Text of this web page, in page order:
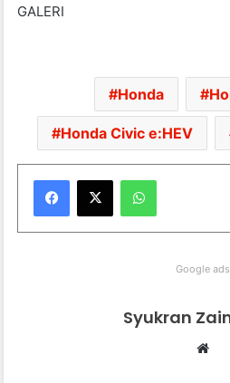
GALERI
Honda
Honda Civic e:HEV
WhatsApp
Google ads
Syukran